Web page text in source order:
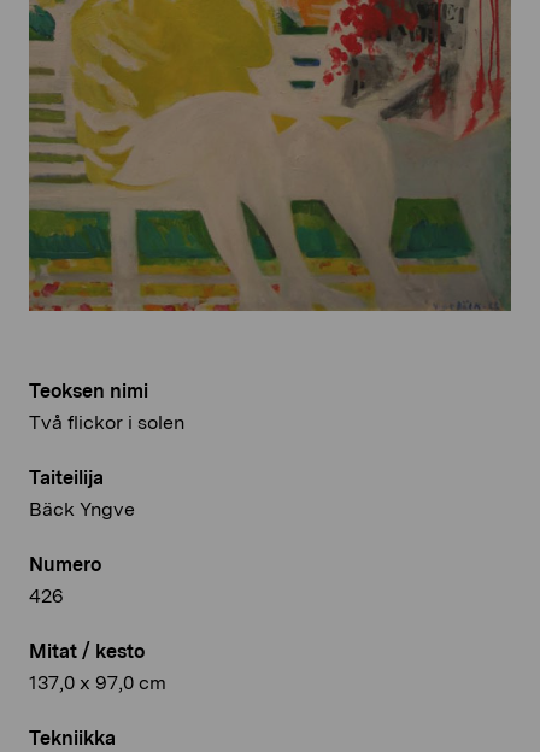
Teoksen nimi
Två flickor i solen
Taiteilija
Bäck Yngve
Numero
426
Mitat / kesto
137,0 x 97,0 cm
Tekniikka